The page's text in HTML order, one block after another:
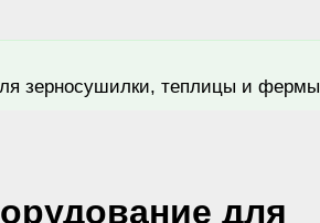
зерносушилки, теплицы и фермы
для